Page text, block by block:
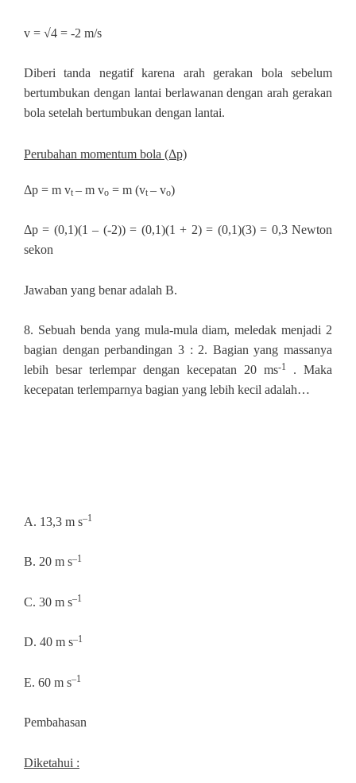
v = √4 = -2 m/s
Diberi tanda negatif karena arah gerakan bola sebelum
bertumbukan dengan lantai berlawanan dengan arah gerakan
bola setelah bertumbukan dengan lantai.
Perubahan momentum bola (Δp)
Δp = m vt – m vo = m (vt – vo)
Δp = (0,1)(1 – (-2)) = (0,1)(1 + 2) = (0,1)(3) = 0,3 Newton
sekon
Jawaban yang benar adalah B.
8. Sebuah benda yang mula-mula diam, meledak menjadi 2
bagian dengan perbandingan 3 : 2. Bagian yang massanya
lebih besar terlempar dengan kecepatan 20 ms-1
. Maka
kecepatan terlemparnya bagian yang lebih kecil adalah…
A. 13,3 m s–1
B. 20 m s–1
C. 30 m s–1
D. 40 m s–1
E. 60 m s–1
Pembahasan
Diketahui :